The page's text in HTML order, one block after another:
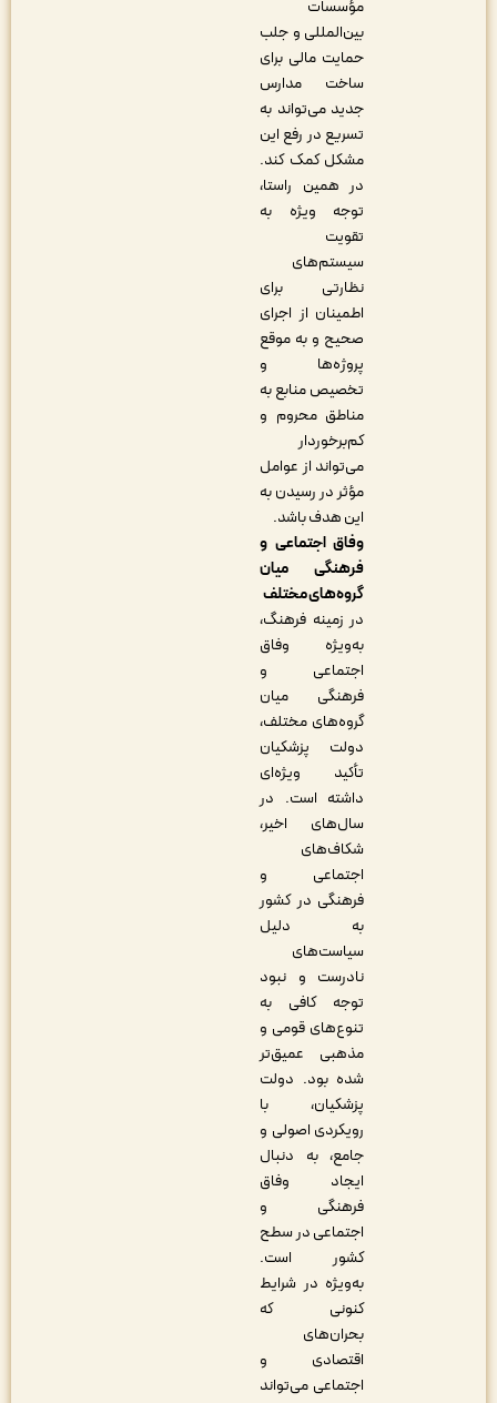
مؤسسات
بین‌المللی و جلب
حمایت مالی برای
ساخت مدارس
جدید می‌تواند به
تسریع در رفع این
مشکل کمک کند.
در همین راستا،
توجه ویژه به
سیستم‌های
نظارتی برای
اطمینان از اجرای
صحیح و به موقع
پروژه‌ها و
تخصیص منابع به
مناطق محروم و
کم‌برخوردار
می‌تواند از عوامل
مؤثر در رسیدن به
این هدف باشد.
وفاق اجتماعی و
فرهنگی میان
گروه‌های مختلف
در زمینه فرهنگ،
به‌ویژه وفاق
اجتماعی و
فرهنگی میان
گروه‌های مختلف،
دولت پزشکیان
تأکید ویژه‌ای
داشته است. در
سال‌های اخیر،
شکاف‌های
اجتماعی و
فرهنگی در کشور
به دلیل
سیاست‌های
نادرست و نبود
توجه کافی به
تنوع‌های قومی و
مذهبی عمیق‌تر
شده بود. دولت
پزشکیان، با
رویکردی اصولی و
جامع، به دنبال
ایجاد وفاق
فرهنگی و
اجتماعی در سطح
کشور است.
به‌ویژه در شرایط
کنونی که
بحران‌های
اقتصادی و
اجتماعی می‌تواند